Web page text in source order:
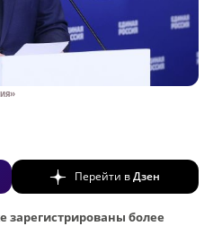
Перейти вДзен
зарегистрированы более